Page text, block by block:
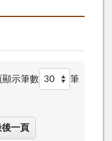
顯示筆數 筆
後一頁